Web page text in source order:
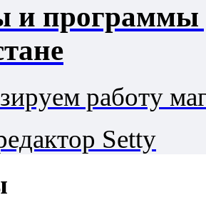
и программы
работу
Setty